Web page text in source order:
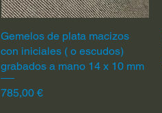
Vista rápida
Gemelos de plata macizos
con iniciales ( o escudos)
grabados a mano 14 x 10 mm
Precio
785,00 €